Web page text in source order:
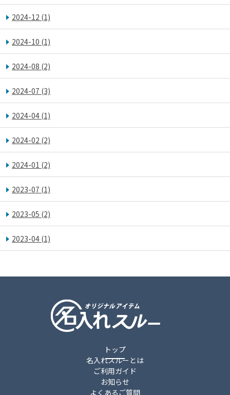
2024-12 (1)
2024-10 (1)
2024-08 (2)
2024-07 (3)
2024-04 (1)
2024-02 (2)
2024-01 (2)
2023-07 (1)
2023-05 (2)
2023-04 (1)
トップ
名入れスルーとは
ご利用ガイド
お知らせ
よくあるご質問